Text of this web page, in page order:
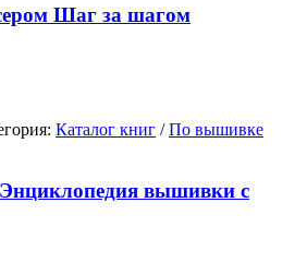
Шаг за шагом
Каталог книг /По вышивке
вышивки с